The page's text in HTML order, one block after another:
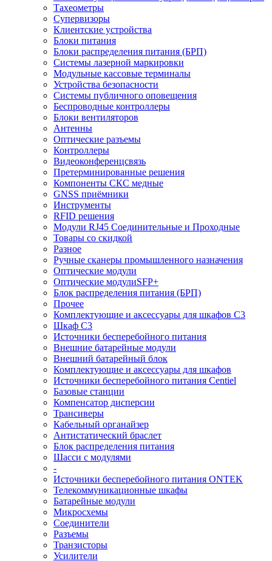
Тахеометры
Супервизоры
Клиентские устройства
Блоки питания
Блоки распределения питания (БРП)
Системы лазерной маркировки
Модульные кассовые терминалы
Устройства безопасности
Системы публичного оповещения
Беспроводные контроллеры
Блоки вентиляторов
Антенны
Оптические разъемы
Контроллеры
Видеоконференцсвязь
Претерминированные решения
Компоненты СКС медные
GNSS приёмники
Инструменты
RFID решения
Модули RJ45 Соединительные и Проходные
Товары со скидкой
Разное
Ручные сканеры промышленного назначения
Оптические модули
Оптические модулиSFP+
Блок распределения питания (БРП)
Прочее
Комплектующие и аксессуары для шкафов C3
Шкаф C3
Источники бесперебойного питания
Внешние батарейные модули
Внешний батарейный блок
Комплектующие и аксессуары для шкафов
Источники бесперебойного питания Centiel
Базовые станции
Компенсатор дисперсии
Трансиверы
Кабельный органайзер
Антистатический браслет
Блок распределения питания
Шасси с модулями
-
Источники бесперебойного питания ONTEK
Телекоммуникационные шкафы
Батарейные модули
Микросхемы
Соединители
Разъемы
Транзисторы
Усилители